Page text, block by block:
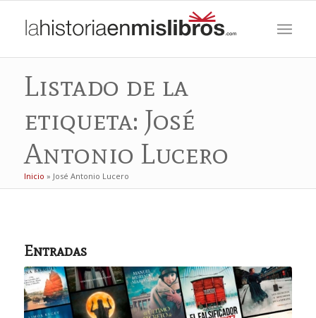
Listado de la
etiqueta: José
Antonio Lucero
Inicio » José Antonio Lucero
Entradas